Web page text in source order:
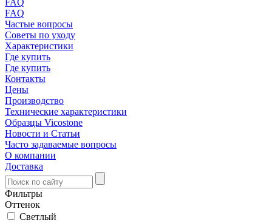
FAQ
FAQ
Частые вопросы
Советы по уходу
Характеристики
Где купить
Где купить
Контакты
Цены
Производство
Технические характеристики
Образцы Vicostone
Новости и Статьи
Часто задаваемые вопросы
О компании
Доставка
Фильтры
Оттенок
Светлый